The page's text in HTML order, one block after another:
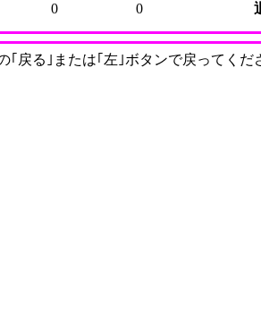
0 0
｢戻る｣または｢左｣ボタンで戻ってくだ